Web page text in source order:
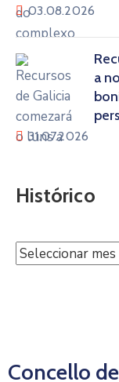
03.08.2026
a
31.07.2026
Histórico
Concello